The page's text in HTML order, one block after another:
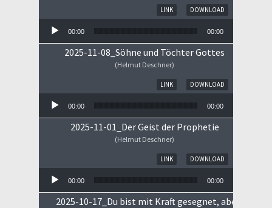
DOWNLOAD
LINK
00:00 00:00
2025-11-08_Söhne und Töchter Gottes
(Helmut Deschner)
DOWNLOAD
LINK
00:00 00:00
2025-11-01_Der Geist der Prophetie
(Helmut Deschner)
DOWNLOAD
LINK
00:00 00:00
2025-10-17_Du bist mit Kraft gesegnet, aber ...